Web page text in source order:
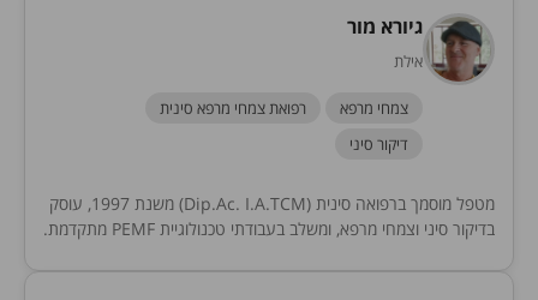
גיורא מור
אילת
צמחי מרפא
רפואת צמחי מרפא סינית
דיקור סיני
מטפל מוסמך ברפואה סינית (Dip.Ac. I.A.TCM) משנת 1997, עוסק
בדיקור סיני וצמחי מרפא, ומשלב בעבודתי טכנולוגיית PEMF מתקדמת.